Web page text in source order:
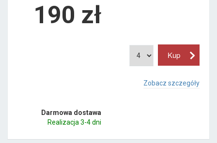
190 zł
Zobacz szczegóły
Darmowa dostawa
Realizacja 3-4 dni